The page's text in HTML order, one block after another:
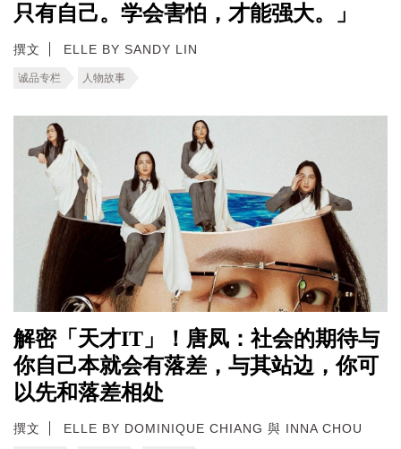
只有自己。学会害怕，才能强大。」
撰文 ELLE BY SANDY LIN
诚品专栏 人物故事
解密「天才IT」！唐凤：社会的期待与
你自己本就会有落差，与其站边，你可
以先和落差相处
撰文 ELLE BY DOMINIQUE CHIANG 與 INNA CHOU